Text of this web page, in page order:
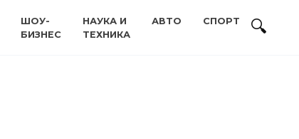
ШОУ-
БИЗНЕС
НАУКА И
ТЕХНИКА
АВТО СПОРТ